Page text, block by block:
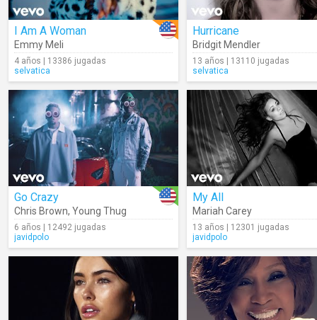
I Am A Woman
Emmy Meli
4 años | 13386 jugadas
selvatica
Hurricane
Bridgit Mendler
13 años | 13110 jugadas
selvatica
Go Crazy
Chris Brown, Young Thug
6 años | 12492 jugadas
javidpolo
My All
Mariah Carey
13 años | 12301 jugadas
javidpolo